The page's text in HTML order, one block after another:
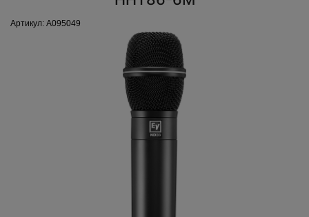
Артикул: A095049